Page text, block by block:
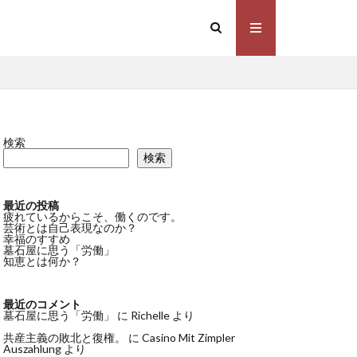
検索
検索
最近の投稿
疲れているからこそ、働くのです。
芸術とは自己表現なのか？
幸福のすすめ
墓石屋に思う「労働」
知恵とは何か？
最近のコメント
墓石屋に思う「労働」
に Richelle より
共産主義の敗北と復権。
に Casino Mit Zimpler
Auszahlung より